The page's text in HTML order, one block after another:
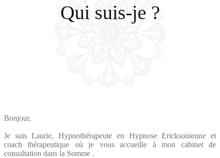
Qui suis-je ?
Bonjour,
Je suis Laurie, Hypnothérapeute en Hypnose Ericksonienne et
coach thérapeutique où je vous accueille à mon cabinet de
consultation dans la Somme .